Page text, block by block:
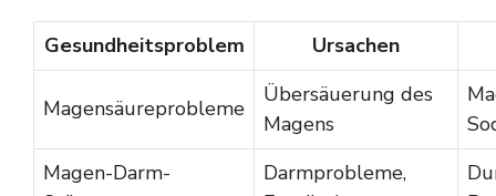
Gesundheitsproblem Ursachen
Magensäureprobleme
Übersäuerung des
Magens
Magen-Darm-
Darmprobleme,